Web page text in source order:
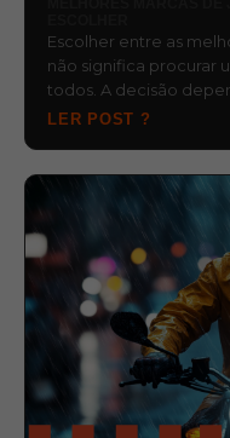
Escolher entre as
não significa procurar
todos. A decisão
LER POST ?